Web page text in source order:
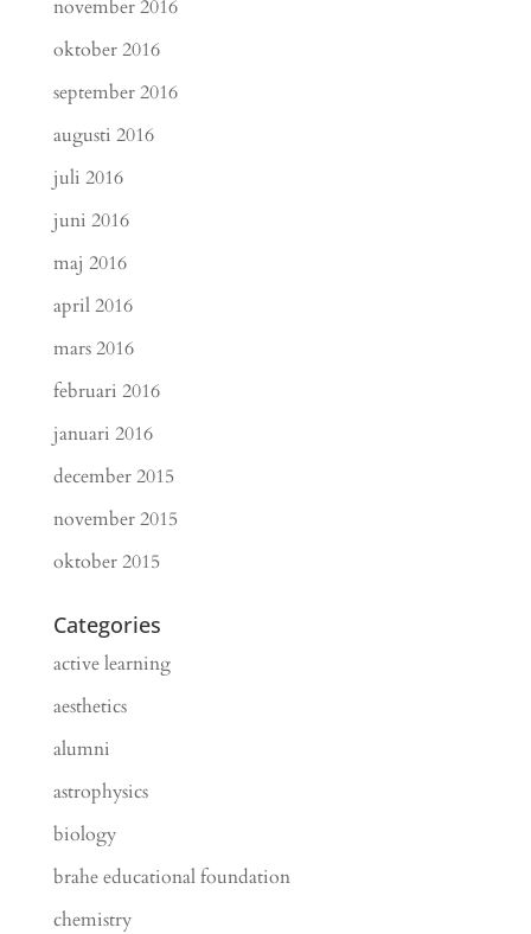
november 2016
oktober 2016
september 2016
augusti 2016
juli 2016
juni 2016
maj 2016
april 2016
mars 2016
februari 2016
januari 2016
december 2015
november 2015
oktober 2015
Categories
active learning
aesthetics
alumni
astrophysics
biology
brahe educational foundation
chemistry